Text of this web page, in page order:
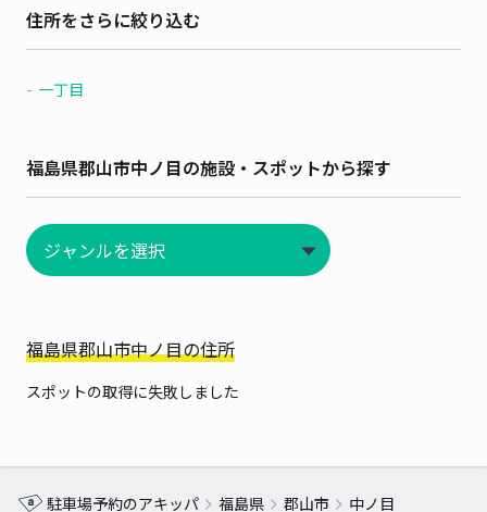
住所をさらに絞り込む
一丁目
福島県郡山市中ノ目の施設・スポットから探す
福島県郡山市中ノ目の住所
スポットの取得に失敗しました
駐車場予約のアキッパ 福島県 郡山市 中ノ目